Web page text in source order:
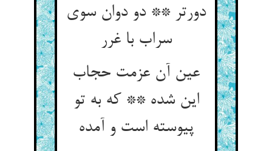
دورتر ** دو دوان سوی
سراب با غرر
عین آن عزمت حجاب
این شده ** که به تو
پیوسته است و آمده